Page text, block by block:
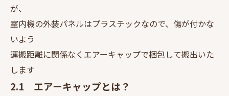
が、
室内機の外装パネルはプラスチックなので、傷が付かな
いよう
運搬距離に関係なくエアーキャップで梱包して搬出いた
します
2.1 エアーキャップとは？